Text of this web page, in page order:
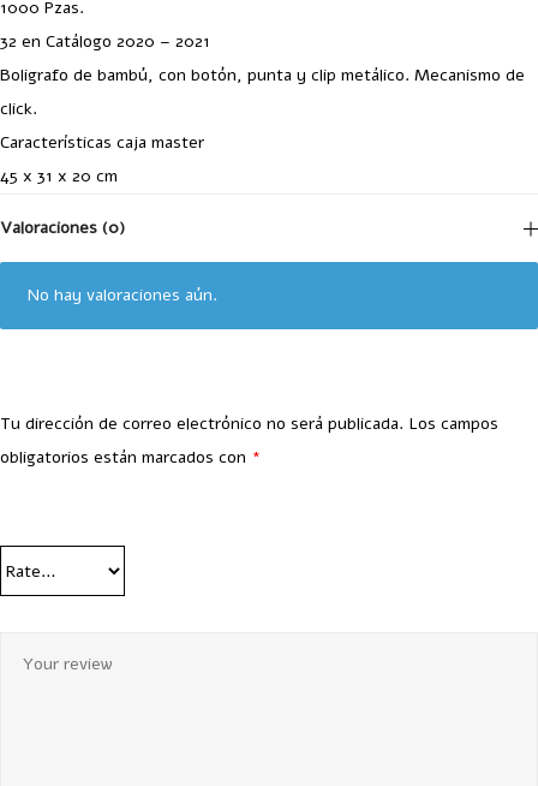
1000 Pzas.
32 en Catálogo 2020 – 2021
Boligrafo de bambú, con botón, punta y clip metálico. Mecanismo de
click.
Características caja master
45 x 31 x 20 cm
Valoraciones (0)
No hay valoraciones aún.
Tu dirección de correo electrónico no será publicada. Los campos
obligatorios están marcados con *